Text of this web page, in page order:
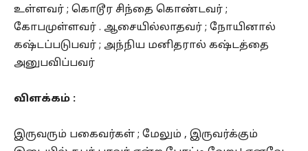
உள்ளவர் ; கொடூர சிந்தை கொண்டவர் ;
கோபமுள்ளவர் . ஆசையில்லாதவர் ; நோயினால்
கஷ்டப்படுபவர் ; அந்நிய மனிதரால் கஷ்டத்தை
அனுபவிப்பவர்
விளக்கம் :
இருவரும் பகைவர்கள் ; மேலும் , இருவர்க்கும்